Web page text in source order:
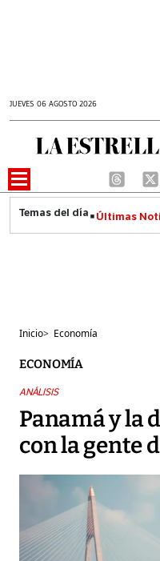
JUEVES 06 AGOSTO 2026
Últimas
Inicio> Economía
ECONOMÍA
ANÁLISIS
Panamá y la
con la gente